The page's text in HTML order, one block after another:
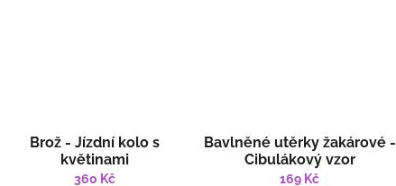
Brož - Jízdní kolo s
květinami
360 Kč
Bavlněné utěrky žakárové -
Cibulákový vzor
169 Kč